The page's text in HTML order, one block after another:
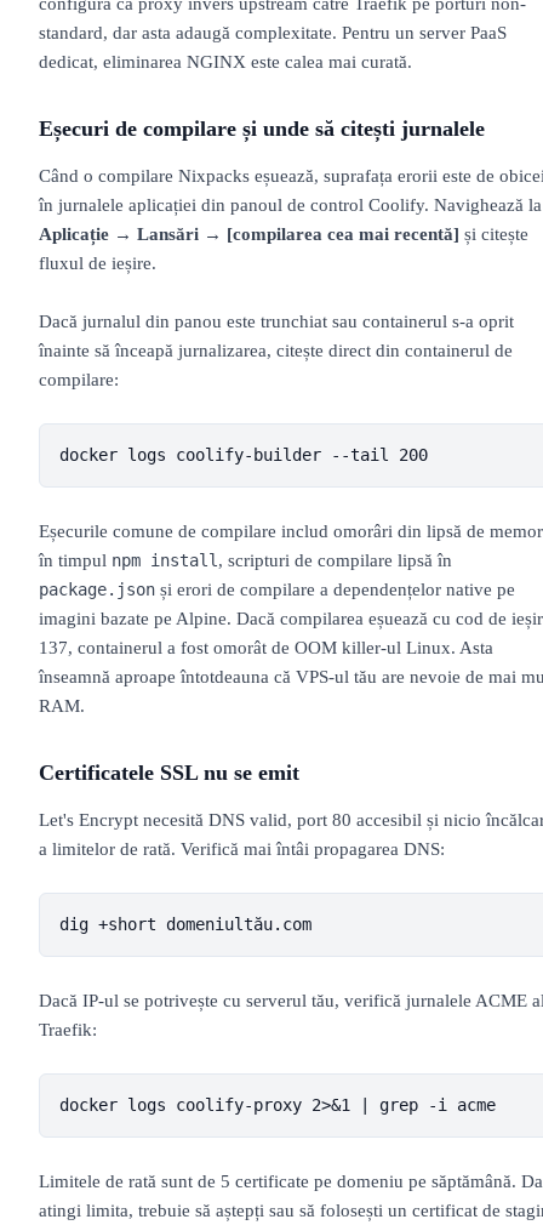
standard, dar asta adaugă complexitate. Pentru un server PaaS
dedicat, eliminarea NGINX este calea mai curată.
Eșecuri de compilare și unde să citești jurnalele
Când o compilare Nixpacks eșuează, suprafața erorii este de
în jurnalele aplicației din panoul de control Coolify. Navighează la
Aplicație → Lansări → [compilarea cea mai recentă] și citește
fluxul de ieșire.
Dacă jurnalul din panou este trunchiat sau containerul s-a oprit
înainte să înceapă jurnalizarea, citește direct din containerul de
compilare:
docker logs coolify-builder --tail 200
Eșecurile comune de compilare includ omorâri din lipsă de
în timpul npm install , scripturi de compilare lipsă în
package.json și erori de compilare a dependențelor native pe
imagini bazate pe Alpine. Dacă compilarea eșuează cu cod de
137, containerul a fost omorât de OOM killer-ul Linux. Asta
înseamnă aproape întotdeauna că VPS-ul tău are nevoie de mai
RAM.
Certificatele SSL nu se emit
Let's Encrypt necesită DNS valid, port 80 accesibil și nicio
a limitelor de rată. Verifică mai întâi propagarea DNS:
dig +short domeniultău.com
Dacă IP-ul se potrivește cu serverul tău, verifică jurnalele ACME
Traefik:
docker logs coolify-proxy 2>&1 | grep -i acme
Limitele de rată sunt de 5 certificate pe domeniu pe săptămână.
atingi limita, trebuie să aștepți sau să folosești un certificat de